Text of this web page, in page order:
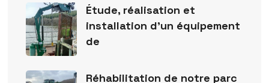
Étude, réalisation et
installation d’un équipement
de
Réhabilitation de notre parc